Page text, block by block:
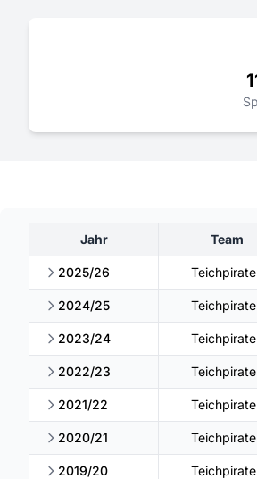
Jahr Team
2025/26
2024/25
2023/24
2022/23
2021/22
2020/21
2019/20